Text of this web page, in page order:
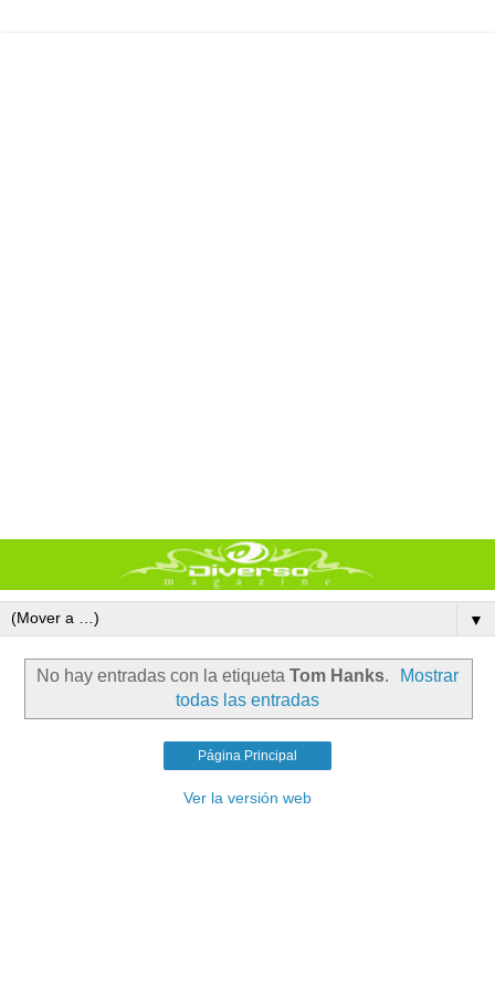
▼
No hay entradas con la etiqueta Tom Hanks.
Mostrar
todas las entradas
Página Principal
Ver la versión web